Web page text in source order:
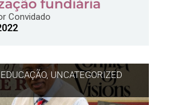
fundiária
Convidado
EDUCAÇÃO, UNCATEGORIZED